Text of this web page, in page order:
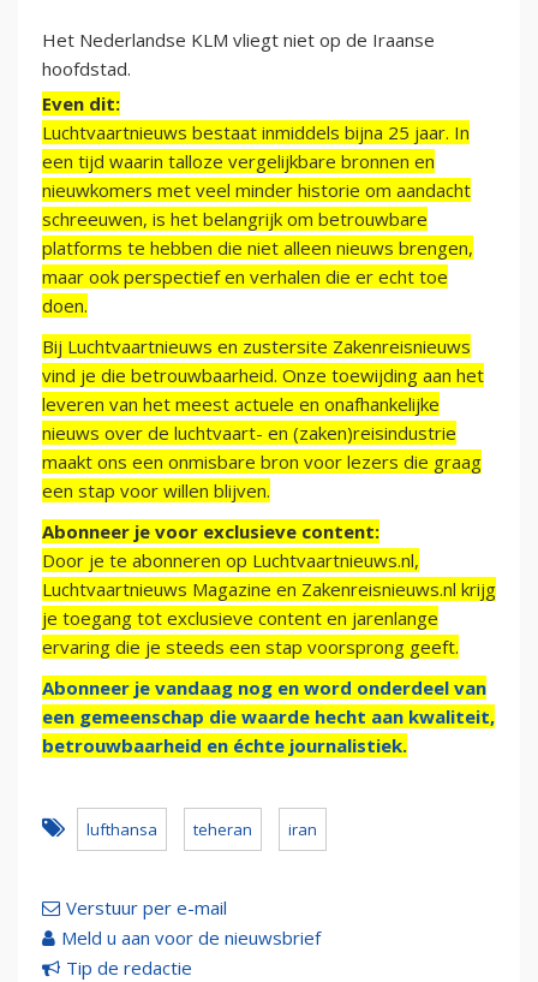
Het Nederlandse KLM vliegt niet op de Iraanse
hoofdstad.
Even dit:
Luchtvaartnieuws bestaat inmiddels bijna 25 jaar. In
een tijd waarin talloze vergelijkbare bronnen en
nieuwkomers met veel minder historie om aandacht
schreeuwen, is het belangrijk om betrouwbare
platforms te hebben die niet alleen nieuws brengen,
maar ook perspectief en verhalen die er echt toe
doen.
Bij Luchtvaartnieuws en zustersite Zakenreisnieuws
vind je die betrouwbaarheid. Onze toewijding aan het
leveren van het meest actuele en onafhankelijke
nieuws over de luchtvaart- en (zaken)reisindustrie
maakt ons een onmisbare bron voor lezers die graag
een stap voor willen blijven.
Abonneer je voor exclusieve content:
Door je te abonneren op Luchtvaartnieuws.nl,
Luchtvaartnieuws Magazine en Zakenreisnieuws.nl krijg
je toegang tot exclusieve content en jarenlange
ervaring die je steeds een stap voorsprong geeft.
Abonneer je vandaag nog en word onderdeel van
een gemeenschap die waarde hecht aan kwaliteit,
betrouwbaarheid en échte journalistiek.
lufthansa teheran iran
Verstuur per e-mail
Meld u aan voor de nieuwsbrief
Tip de redactie